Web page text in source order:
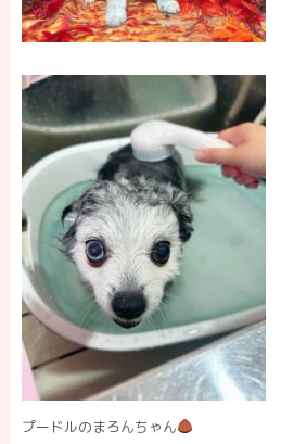
プードルのまろんちゃん